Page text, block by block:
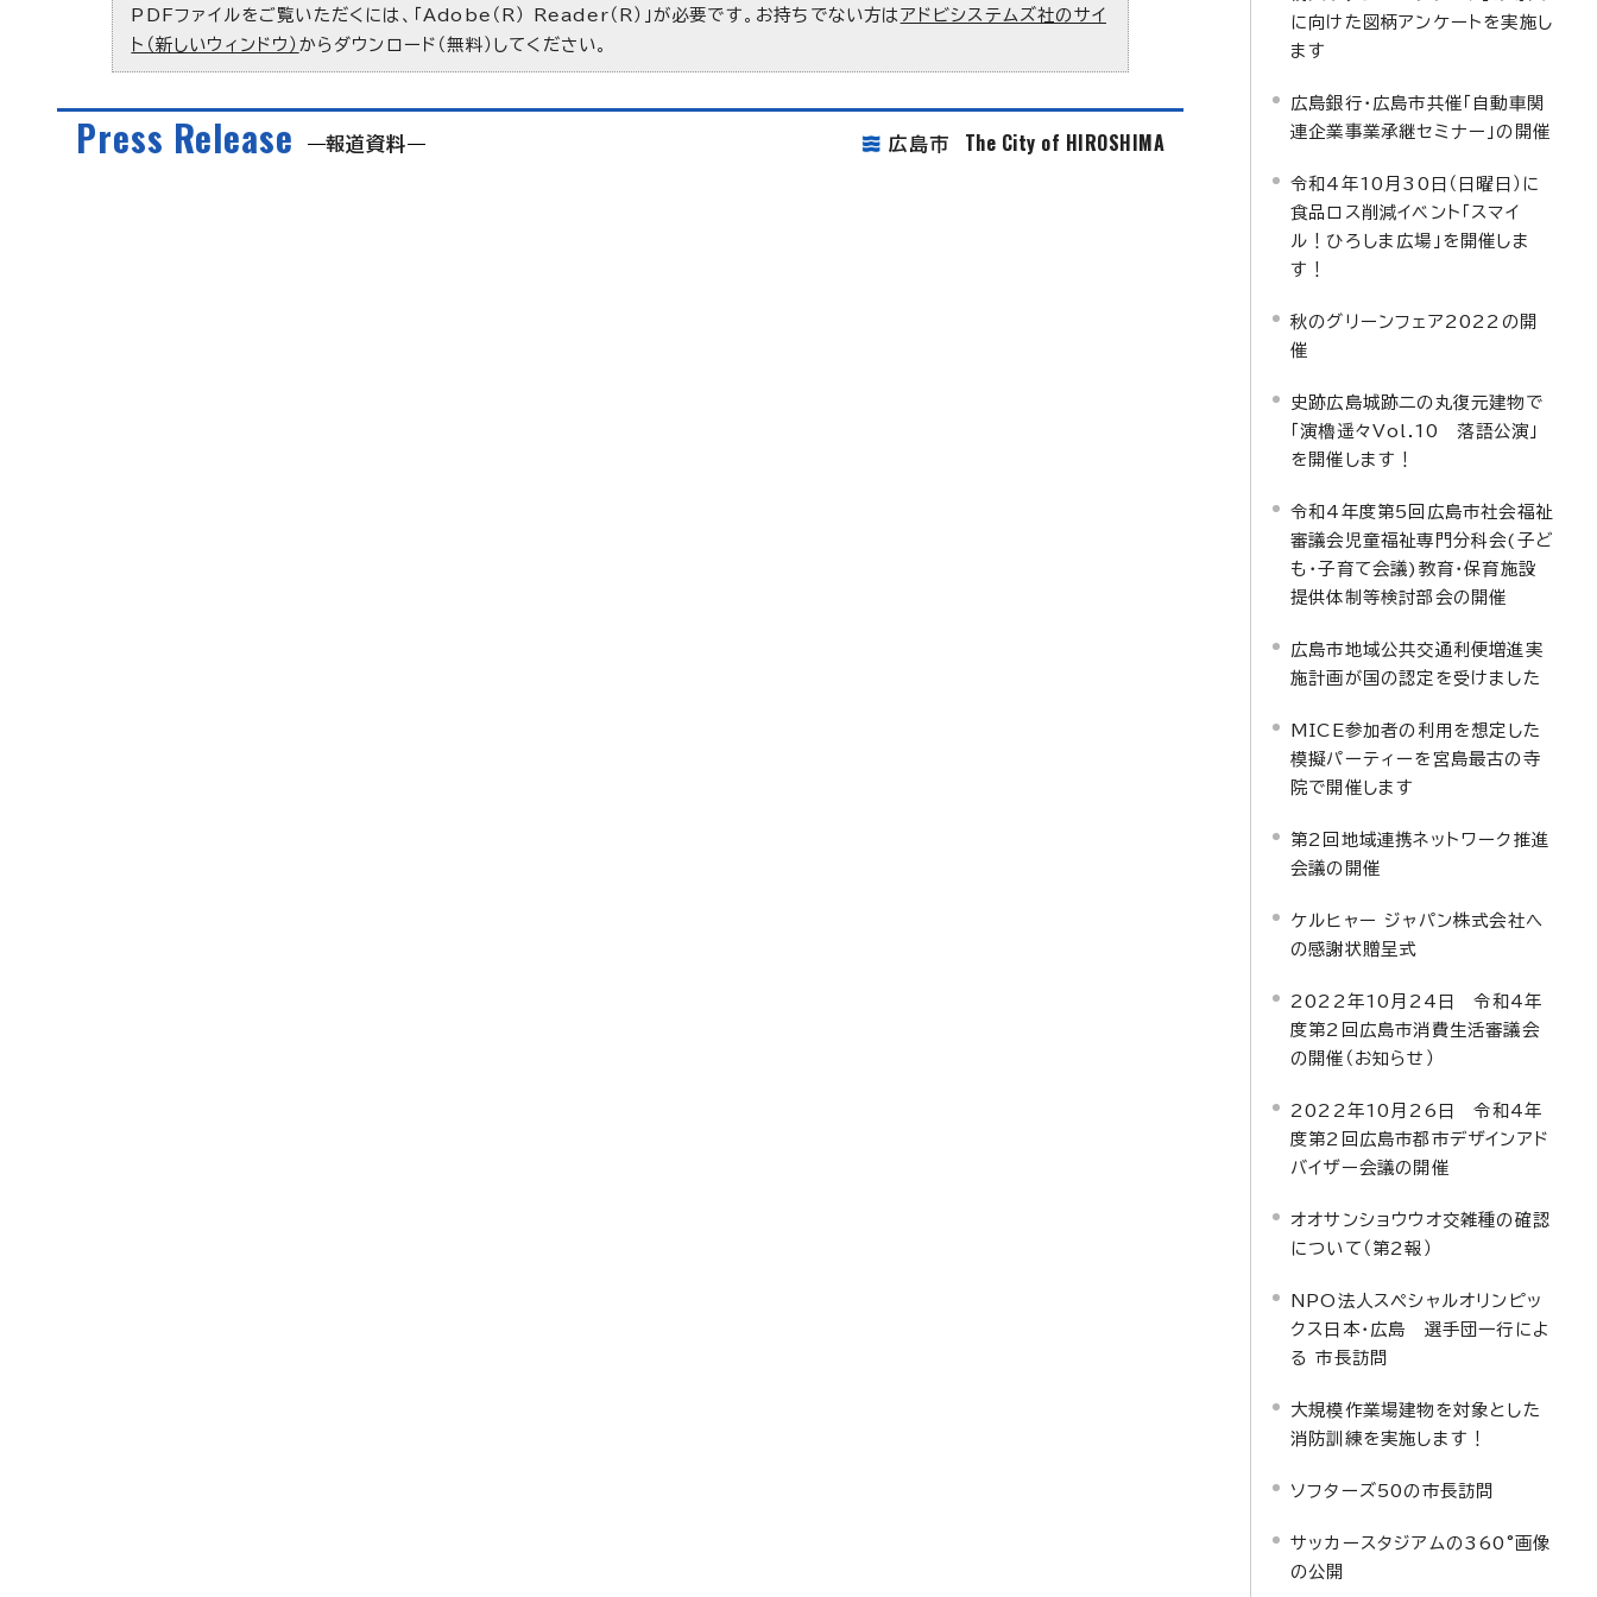
PDFファイルをご覧いただくには、「Adobe（R） Reader（R）」が必要です。お持ちでない方は アドビシステムズ社のサイ
ト（新しいウィンドウ） からダウンロード（無料）してください。
Press Release 報道資料 広島市 The City of HIROSHIMA
に向けた図柄アンケートを実施し
ます
広島銀行・広島市共催「自動車関
連企業事業承継セミナー」の開催
令和4年10月30日（日曜日）に
食品ロス削減イベント「スマイ
ル！ひろしま広場」を開催しま
す！
秋のグリーンフェア2022の開
催
史跡広島城跡二の丸復元建物で
「演櫓遥々Vol.10 落語公演」
を開催します！
令和4年度第5回広島市社会福祉
審議会児童福祉専門分科会(子ど
も・子育て会議)教育・保育施設
提供体制等検討部会の開催
広島市地域公共交通利便増進実
施計画が国の認定を受けました
MICE参加者の利用を想定した
模擬パーティーを宮島最古の寺
院で開催します
第2回地域連携ネットワーク推進
会議の開催
ケルヒャー ジャパン株式会社へ
の感謝状贈呈式
2022年10月24日 令和4年
度第2回広島市消費生活審議会
の開催（お知らせ）
2022年10月26日 令和4年
度第2回広島市都市デザインアド
バイザー会議の開催
オオサンショウウオ交雑種の確認
について（第2報）
NPO法人スペシャルオリンピッ
クス日本・広島 選手団一行によ
る 市長訪問
大規模作業場建物を対象とした
消防訓練を実施します！
ソフターズ50の市長訪問
サッカースタジアムの360°画像
の公開